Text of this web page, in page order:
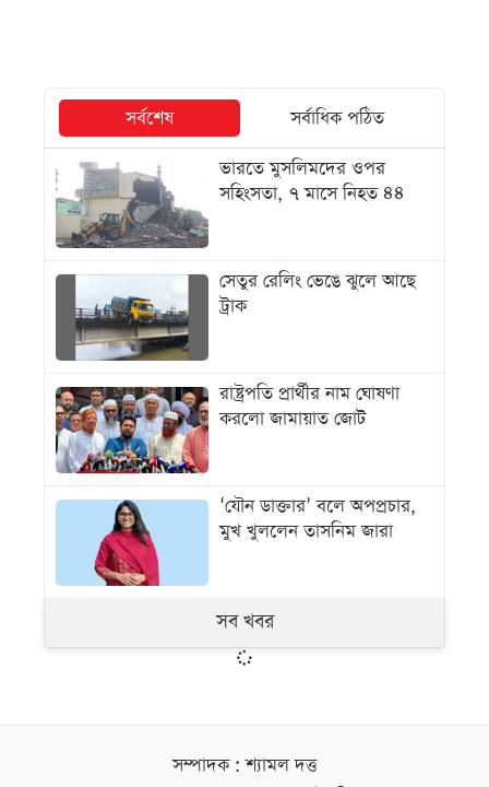
সর্বশেষ
সর্বাধিক পঠিত
ভারতে মুসলিমদের ওপর
সহিংসতা, ৭ মাসে নিহত ৪৪
সেতুর রেলিং ভেঙে ঝুলে আছে
ট্রাক
রাষ্ট্রপতি প্রার্থীর নাম ঘোষণা
করলো জামায়াত জোট
‘যৌন ডাক্তার’ বলে অপপ্রচার,
মুখ খুললেন তাসনিম জারা
সব খবর
সম্পাদক : শ্যামল দত্ত